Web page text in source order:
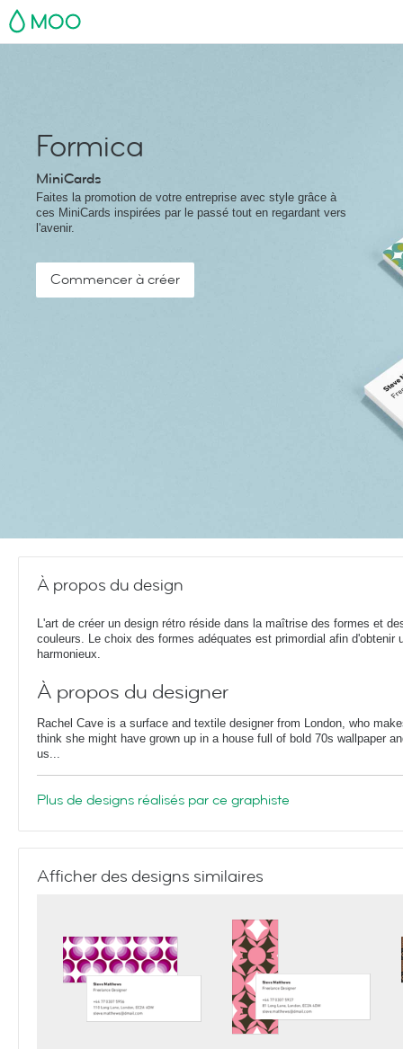
MOO
Formica
MiniCards
Faites la promotion de votre entreprise avec style grâce à
ces MiniCards inspirées par le passé tout en regardant vers
l'avenir.
Commencer à créer
À propos du design
L'art de créer un design rétro réside dans la maîtrise des formes et
couleurs. Le choix des formes adéquates est primordial afin d'obtenir
harmonieux.
À propos du designer
Rachel Cave is a surface and textile designer from London, who
think she might have grown up in a house full of bold 70s wallpaper
us...
Plus de designs réalisés par ce graphiste
Afficher des designs similaires